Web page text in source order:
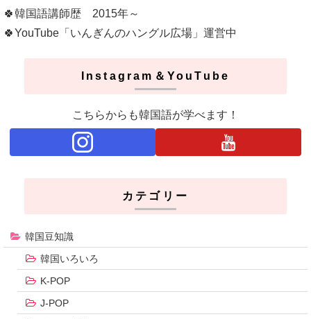
🍀韓国語講師歴 2015年～
🍀YouTube「いんぎんのハングル広場」運営中
Instagram＆YouTube
こちらからも韓国語が学べます！
カテゴリー
韓国豆知識
韓国いろいろ
K-POP
J-POP